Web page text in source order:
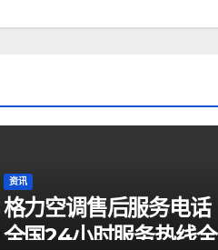
资讯
格力空调售后服务电话
全国24小时服务热线全